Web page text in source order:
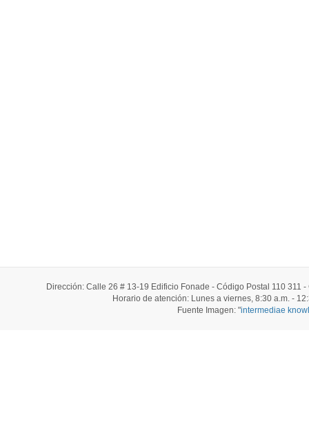
Dirección: Calle 26 # 13-19 Edificio Fonade - Código Postal 110 311
Horario de atención: Lunes a viernes, 8:30 a.m. -
Fuente Imagen: "intermediae